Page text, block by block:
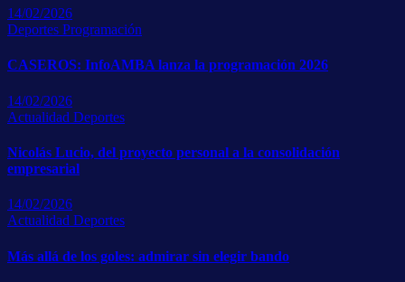
14/02/2026
Deportes Programación
CASEROS: InfoAMBA lanza la programación 2026
14/02/2026
Actualidad Deportes
Nicolás Lucio, del proyecto personal a la consolidación
empresarial
14/02/2026
Actualidad Deportes
Más allá de los goles: admirar sin elegir bando